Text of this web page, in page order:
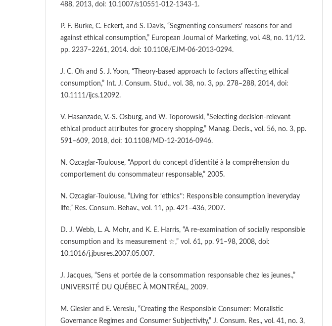
488, 2013, doi: 10.1007/s10551-012-1343-1.
P. F. Burke, C. Eckert, and S. Davis, “Segmenting consumers’ reasons for and
against ethical consumption,” European Journal of Marketing, vol. 48, no. 11/12.
pp. 2237–2261, 2014. doi: 10.1108/EJM-06-2013-0294.
J. C. Oh and S. J. Yoon, “Theory-based approach to factors affecting ethical
consumption,” Int. J. Consum. Stud., vol. 38, no. 3, pp. 278–288, 2014, doi:
10.1111/ijcs.12092.
V. Hasanzade, V.-S. Osburg, and W. Toporowski, “Selecting decision-relevant
ethical product attributes for grocery shopping,” Manag. Decis., vol. 56, no. 3, pp.
591–609, 2018, doi: 10.1108/MD-12-2016-0946.
N. Ozcaglar-Toulouse, “Apport du concept d’identité à la compréhension du
comportement du consommateur responsable,” 2005.
N. Ozcaglar-Toulouse, “Living for ‘ethics’’: Responsible consumption ineveryday
life,” Res. Consum. Behav., vol. 11, pp. 421–436, 2007.
D. J. Webb, L. A. Mohr, and K. E. Harris, “A re-examination of socially responsible
consumption and its measurement ☆,” vol. 61, pp. 91–98, 2008, doi:
10.1016/j.jbusres.2007.05.007.
J. Jacques, “Sens et portée de la consommation responsable chez les jeunes.,”
UNIVERSITÉ DU QUÉBEC À MONTRÉAL, 2009.
M. Giesler and E. Veresiu, “Creating the Responsible Consumer: Moralistic
Governance Regimes and Consumer Subjectivity,” J. Consum. Res., vol. 41, no. 3,